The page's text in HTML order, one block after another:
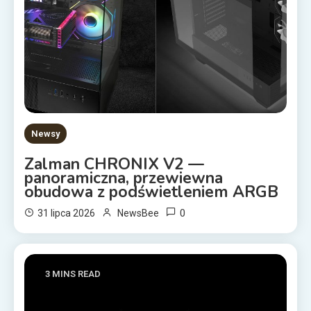
Newsy
Zalman CHRONIX V2 —
panoramiczna, przewiewna
obudowa z podświetleniem ARGB
31 lipca 2026 NewsBee 0
3 MINS READ